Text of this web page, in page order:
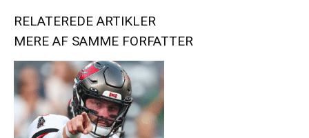
RELATEREDE ARTIKLER
MERE AF SAMME FORFATTER